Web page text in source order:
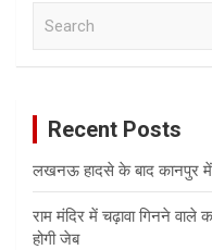
Recent Posts
लखनऊ हादसे के बाद कानपुर
राम मंदिर में चढ़ावा गिनने वाले
होगी जेब